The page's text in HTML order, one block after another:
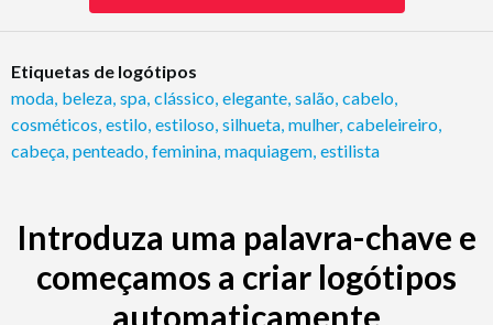
Etiquetas de logótipos
moda beleza spa clássico elegante salão cabelo
cosméticos estilo estiloso silhueta mulher, cabeleireiro
cabeça penteado feminina maquiagem estilista
Introduza uma palavra-chave e
começamos a criar logótipos
automaticamente